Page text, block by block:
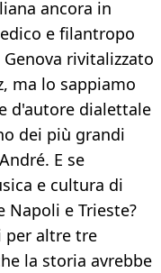
ancora in
e filantropo
rivitalizzato
ma lo sappiamo
d'autore dialettale
dei più grandi
E se
e cultura di
e Trieste?
per altre tre
la storia avrebbe